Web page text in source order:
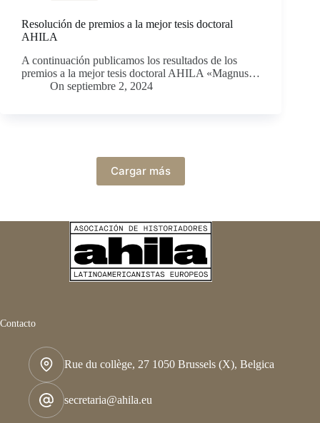
Resolución de premios a la mejor tesis doctoral
AHILA
A continuación publicamos los resultados de los
premios a la mejor tesis doctoral AHILA «Magnus…
On septiembre 2, 2024
Cargar más
Contacto
Rue du collège, 27 1050 Brussels (X), Belgica
secretaria@ahila.eu